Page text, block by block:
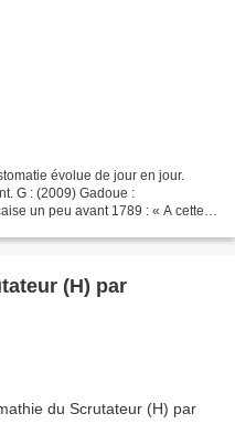
évolue de jour en jour.
G : (2009) Gadoue :
un peu avant 1789 : « A cette
(H) par